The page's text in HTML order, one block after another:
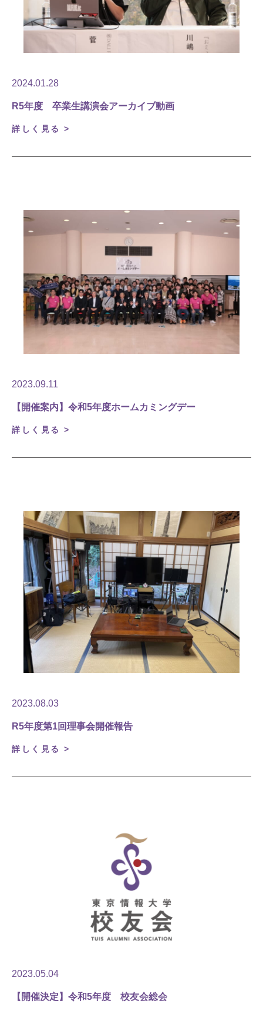
2024.01.28
R5年度 卒業生講演会アーカイブ動画
詳しく見る >
2023.09.11
【開催案内】令和5年度ホームカミングデー
詳しく見る >
2023.08.03
R5年度第1回理事会開催報告
詳しく見る >
2023.05.04
【開催決定】令和5年度 校友会総会